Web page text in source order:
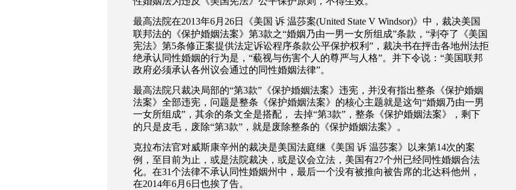
最高法院在2013年6月 26日《美国 诉 温莎案(United State V Windsor)》中，裁决美国
联邦法的《保护婚姻法案》第3款之“婚姻乃由一男一女所组成”条款， “剥夺了《美国
宪法》第5条修正案提供法定诉讼程序条款公平保护权利 ”，裁决书在抨击各地州法拒
绝承认同性婚姻的行为是， “藐视与伤害个人的尊严与人格”。并下令说： “美国联邦
政府必须承认各州议会通过的同性婚姻法律”。
最高法院只裁决局部的“第3款”《保护婚姻法案》违宪，并没有指出整条《保护婚姻
法案》全部违宪，问题是整条《保护婚姻法案》的核心主题就是这句“婚姻乃由一男
一女所组成”，其余的条文全是搭配， 去掉“第3款”，整条《保护婚姻法案》，剩下
的只是皮毛，废除“第3款”，就是废除整条的《保护婚姻法案》。
克拉布法官对威斯康辛州的裁决是美国法庭继《美国 诉 温莎案》以来第14次的案
例，至目前为止，或是法院裁决，或是议会立法，美国有27个州已经同性婚姻合法
化。在31个法律不承认同性婚姻州中，最后一个没有被推向被告席的北达科他州，
在2014年6月 6日也挨了告。